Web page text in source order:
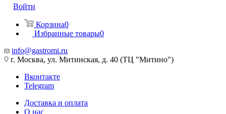
Войти
Корзина0
Избранные товары0
info@gastromi.ru
г. Москва, ул. Митинская, д. 40 (ТЦ "Митино")
Вконтакте
Telegram
Доставка и оплата
О нас